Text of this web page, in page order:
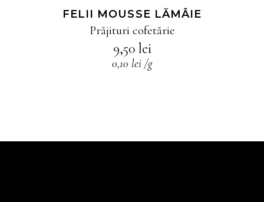
FELII MOUSSE LĂMÂIE
Prăjituri cofetărie
9,50 lei
0,10 lei /g